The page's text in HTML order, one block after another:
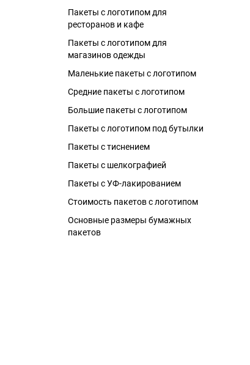
Пакеты с логотипом для
ресторанов и кафе
Пакеты с логотипом для
магазинов одежды
Маленькие пакеты с логотипом
Средние пакеты с логотипом
Большие пакеты с логотипом
Пакеты с логотипом под бутылки
Пакеты с тиснением
Пакеты с шелкографией
Пакеты с УФ-лакированием
Стоимость пакетов с логотипом
Основные размеры бумажных
пакетов